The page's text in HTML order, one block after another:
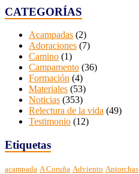
CATEGORÍAS
Acampadas (2)
Adoraciones (7)
Camino (1)
Campamento (36)
Formación (4)
Materiales (53)
Noticias (353)
Relectura de la vida (49)
Testimonio (12)
Etiquetas
acampada A Coruña Adviento Antorchas